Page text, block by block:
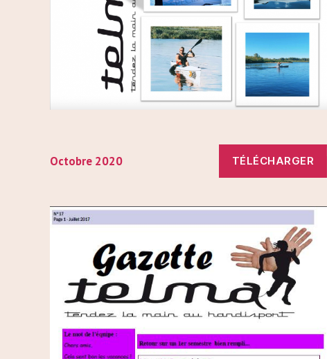
Octobre 2020 TÉLÉCHARGER